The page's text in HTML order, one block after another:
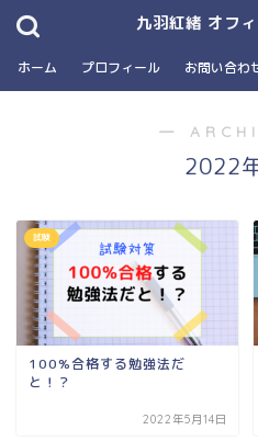
九羽紅緒 オフ
ホーム プロフィール お問い合わ
―
2022
試験
100%合格する勉強法だ
と！？
2022年5月14日